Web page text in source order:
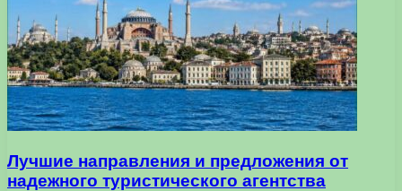
Лучшие направления и предложения от
надежного туристического агентства